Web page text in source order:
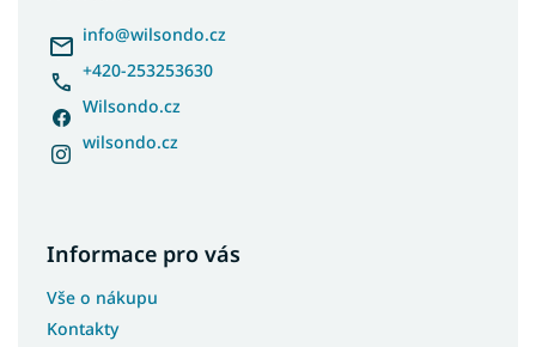
info@wilsondo.cz
+420-253253630
Wilsondo.cz
wilsondo.cz
Informace pro vás
Vše o nákupu
Kontakty